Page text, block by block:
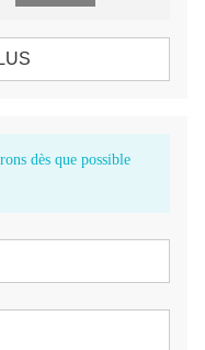
dès que possible